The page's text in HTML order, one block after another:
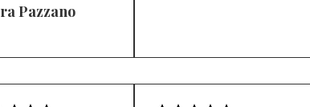
5/5
Pazzano